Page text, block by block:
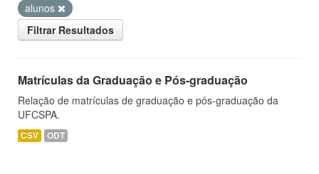
alunos
Filtrar Resultados
Matrículas da Graduação e Pós-graduação
Relação de matrículas de graduação e pós-graduação da
UFCSPA.
CSV ODT